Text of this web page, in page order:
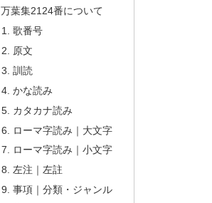
万葉集2124番について
歌番号
原文
訓読
かな読み
カタカナ読み
ローマ字読み｜大文字
ローマ字読み｜小文字
左注｜左註
事項｜分類・ジャンル